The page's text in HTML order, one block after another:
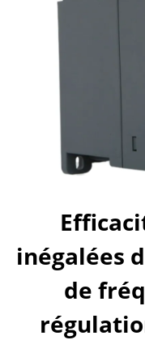
inégalées
de